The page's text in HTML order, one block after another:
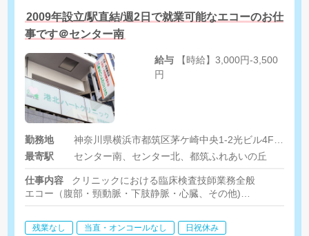
2009年設立/駅直結/週2日で就業可能なエコーのお仕
事です＠センター南
給与
円
勤務地
最寄駅
センター南、センター北、都筑ふれあいの丘
仕事内容
クリニックにおける臨床検査技師業務全般
エコー（腹部・頸動脈・下肢静脈・心臓、その他)
残業なし 当直・オンコールなし
日祝休み